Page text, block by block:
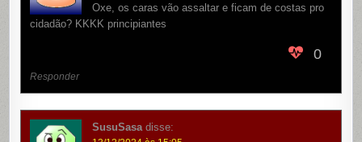
Oxe, os caras vão assaltar e ficam de costas pro
cidadão? KKKK principiantes
0
Responder
SusuSasa disse: